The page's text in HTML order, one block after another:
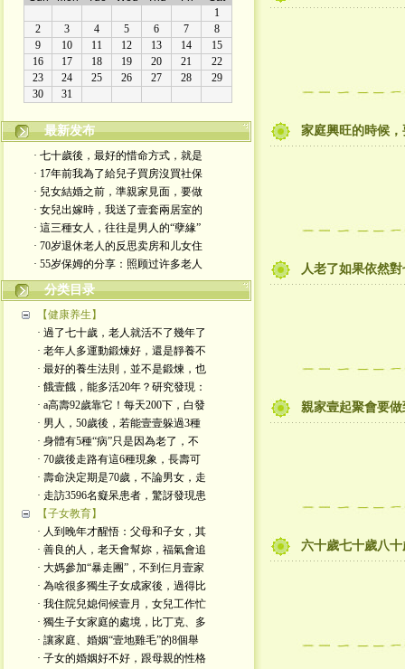
最新发布
· 七十歲後，最好的惜命方式，就是
· 17年前我為了給兒子買房沒買社保
· 兒女結婚之前，準親家見面，要做
· 女兒出嫁時，我送了壹套兩居室的
· 這三種女人，往往是男人的“孽緣”
· 70岁退休老人的反思卖房和儿女住
· 55岁保姆的分享：照顾过许多老人
分类目录
【健康养生】
· 過了七十歲，老人就活不了幾年了
· 老年人多運動鍛煉好，還是靜養不
· 最好的養生法則，並不是鍛煉，也
· 餓壹餓，能多活20年？研究發現：
· a高壽92歲靠它！每天200下，白發
· 男人，50歲後，若能壹壹躲過3種
· 身體有5種“病”只是因為老了，不
· 70歲後走路有這6種現象，長壽可
· 壽命決定期是70歲，不論男女，走
· 走訪3596名癡呆患者，驚訝發現患
【子女教育】
· 人到晚年才醒悟：父母和子女，其
· 善良的人，老天會幫妳，福氣會追
· 大媽參加“暴走團”，不到仨月壹家
· 為啥很多獨生子女成家後，過得比
· 我住院兒媳伺候壹月，女兒工作忙
· 獨生子女家庭的處境，比丁克、多
· 讓家庭、婚姻“壹地雞毛”的8個舉
· 子女的婚姻好不好，跟母親的性格
家庭興旺的時候
人老了如果依然
親家壹起聚會要
六十歲七十歲八